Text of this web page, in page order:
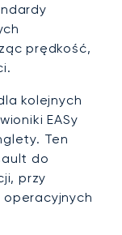
prędkość,
kolejnych
EASy
Ten
do
przy